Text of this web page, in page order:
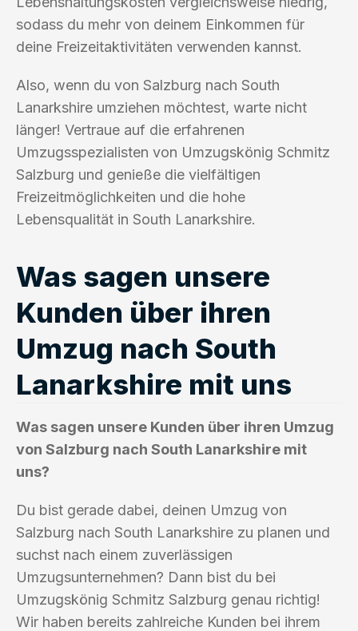
sodass du mehr von deinem Einkommen für
deine Freizeitaktivitäten verwenden kannst.
Also, wenn du von Salzburg nach South
Lanarkshire umziehen möchtest, warte nicht
länger! Vertraue auf die erfahrenen
Umzugsspezialisten von Umzugskönig Schmitz
Salzburg und genieße die vielfältigen
Freizeitmöglichkeiten und die hohe
Lebensqualität in South Lanarkshire.
Was sagen unsere
Kunden über ihren
Umzug nach South
Lanarkshire mit uns
Was sagen unsere Kunden über ihren Umzug
von Salzburg nach South Lanarkshire mit
uns?
Du bist gerade dabei, deinen Umzug von
Salzburg nach South Lanarkshire zu planen und
suchst nach einem zuverlässigen
Umzugsunternehmen? Dann bist du bei
Umzugskönig Schmitz Salzburg genau richtig!
Wir haben bereits zahlreiche Kunden bei ihrem